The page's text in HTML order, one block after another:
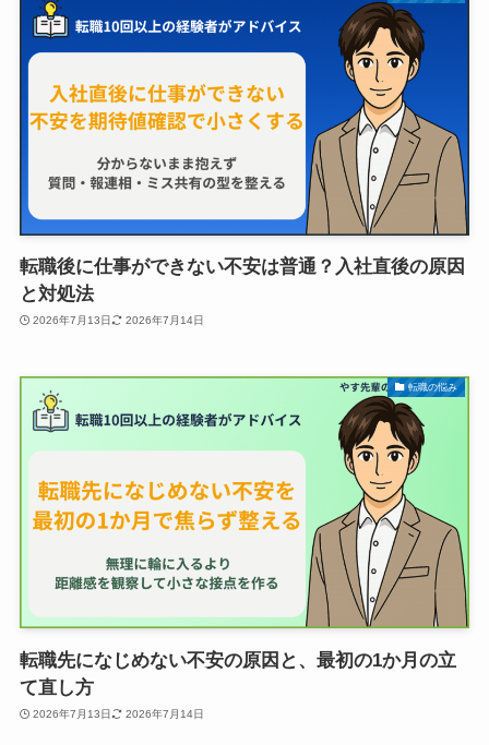
転職後に仕事ができない不安は普通？入社直後の原因
と対処法
2026年7月13日 2026年7月14日
転職の悩み
転職先になじめない不安の原因と、最初の1か月の立
て直し方
2026年7月13日 2026年7月14日